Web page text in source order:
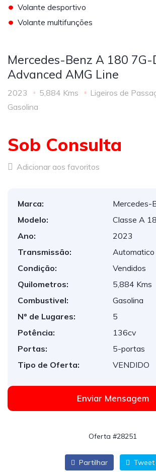
• Volante desportivo
• Volante multifunções
Mercedes-Benz A 180 7G-
Advanced AMG Line
2023 5,884 Kms
Ligeiros de
Gasolina
Sob Consulta
Adicionar aos favoritos
Marca:
Mercedes-
Modelo:
Classe A
Ano:
2023
Transmissão:
Automatico
Condição:
Vendidos
Quilometros:
5,884 Kms
Combustivel:
Gasolina
Nº de Lugares:
5
Potência:
136cv
Portas:
5-portas
Tipo de Oferta:
VENDIDO
Enviar Mensagem
Oferta #28251
Partilhar Tweet